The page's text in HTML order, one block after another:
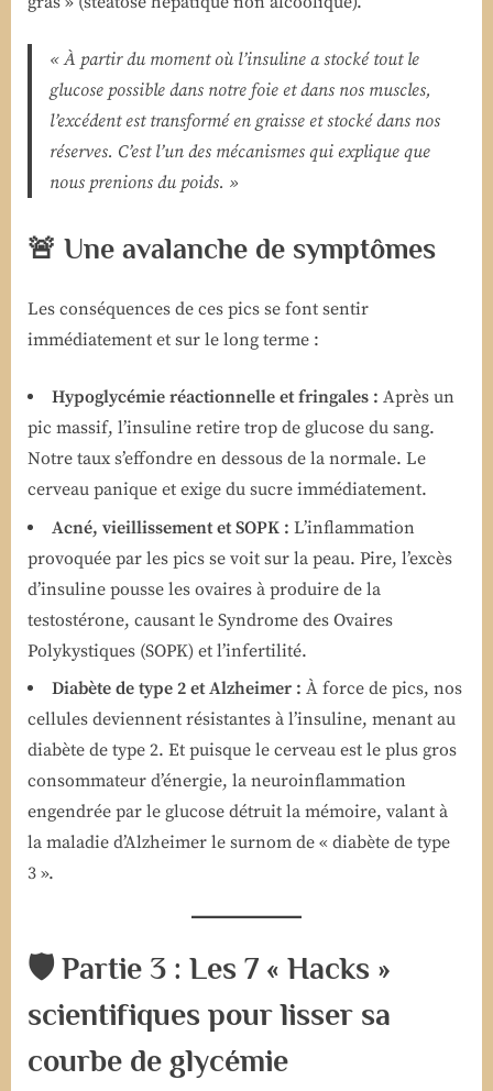
« À partir du moment où l’insuline a stocké tout le
glucose possible dans notre foie et dans nos muscles,
l’excédent est transformé en graisse et stocké dans nos
réserves. C’est l’un des mécanismes qui explique que
nous prenions du poids. »
🚨 Une avalanche de symptômes
Les conséquences de ces pics se font sentir
immédiatement et sur le long terme :
Hypoglycémie réactionnelle et fringales : Après un
pic massif, l’insuline retire trop de glucose du sang.
Notre taux s’effondre en dessous de la normale. Le
cerveau panique et exige du sucre immédiatement.
Acné, vieillissement et SOPK : L’inflammation
provoquée par les pics se voit sur la peau. Pire, l’excès
d’insuline pousse les ovaires à produire de la
testostérone, causant le Syndrome des Ovaires
Polykystiques (SOPK) et l’infertilité.
Diabète de type 2 et Alzheimer : À force de pics, nos
cellules deviennent résistantes à l’insuline, menant au
diabète de type 2. Et puisque le cerveau est le plus gros
consommateur d’énergie, la neuroinflammation
engendrée par le glucose détruit la mémoire, valant à
la maladie d’Alzheimer le surnom de « diabète de type
3 ».
🛡️ Partie 3 : Les 7 « Hacks »
scientifiques pour lisser sa
courbe de glycémie